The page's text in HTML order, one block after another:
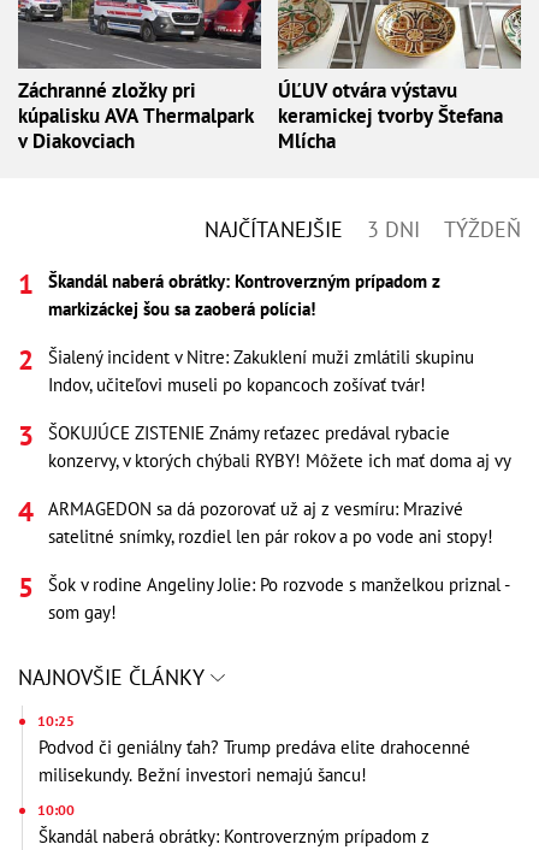
Záchranné zložky pri
kúpalisku AVA Thermalpark
v Diakovciach
ÚĽUV otvára výstavu
keramickej tvorby Štefana
Mlícha
NAJČÍTANEJŠIE 3 DNI TÝŽDEŇ
Škandál naberá obrátky: Kontroverzným prípadom z
markizáckej šou sa zaoberá polícia!
Šialený incident v Nitre: Zakuklení muži zmlátili skupinu
Indov, učiteľovi museli po kopancoch zošívať tvár!
ŠOKUJÚCE ZISTENIE Známy reťazec predával rybacie
konzervy, v ktorých chýbali RYBY! Môžete ich mať doma aj vy
ARMAGEDON sa dá pozorovať už aj z vesmíru: Mrazivé
satelitné snímky, rozdiel len pár rokov a po vode ani stopy!
Šok v rodine Angeliny Jolie: Po rozvode s manželkou priznal -
som gay!
NAJNOVŠIE ČLÁNKY
10:25
Podvod či geniálny ťah? Trump predáva elite drahocenné
milisekundy. Bežní investori nemajú šancu!
10:00
Škandál naberá obrátky: Kontroverzným prípadom z